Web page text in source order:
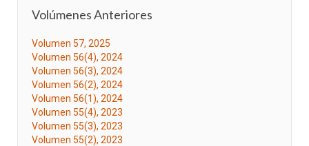
Volúmenes Anteriores
Volumen 57, 2025
Volumen 56(4), 2024
Volumen 56(3), 2024
Volumen 56(2), 2024
Volumen 56(1), 2024
Volumen 55(4), 2023
Volumen 55(3), 2023
Volumen 55(2), 2023